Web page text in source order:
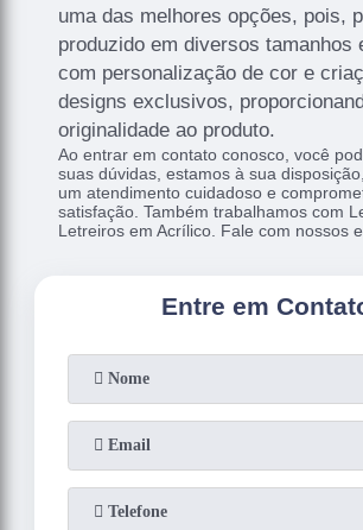
uma das melhores opções, pois,
produzido em diversos tamanhos
com personalização de cor e
designs exclusivos,
originalidade ao produto.
Ao entrar em contato conosco, você
suas dúvidas, estamos à sua
um atendimento cuidadoso e
satisfação. Também trabalhamos com
Letreiros em Acrílico. Fale com nossos
Entre em